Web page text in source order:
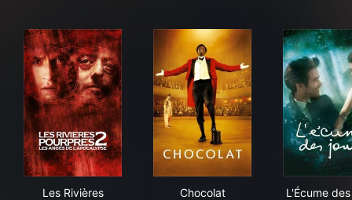
Les Rivières pourpres 2 : Les Anges de l'apocalypse
Les Rivières
Chocolat
L'Écume